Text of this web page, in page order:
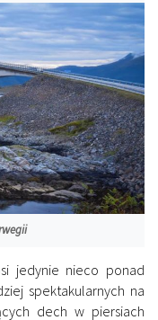
jedynie nieco ponad
spektakularnych na
dech w piersiach